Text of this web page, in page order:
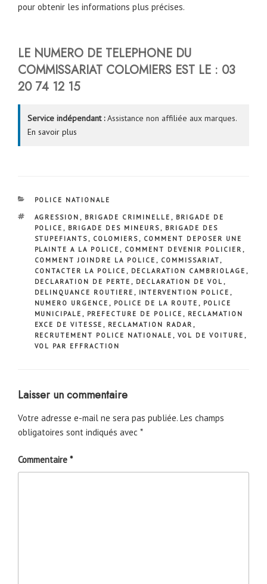
pour obtenir les informations plus précises.
LE NUMERO DE TELEPHONE DU
COMMISSARIAT COLOMIERS EST LE : 03
20 74 12 15
Service indépendant :Assistance non affiliée aux marques.
En savoir plus
CATÉGORIES
POLICE NATIONALE
ÉTIQUETTES
AGRESSION , BRIGADE CRIMINELLE , BRIGADE DE
POLICE , BRIGADE DES MINEURS, BRIGADE DES
STUPEFIANTS, COLOMIERS, COMMENT DEPOSER UNE
PLAINTE A LA POLICE , COMMENT DEVENIR POLICIER ,
COMMENT JOINDRE LA POLICE , COMMISSARIAT,
CONTACTER LA POLICE , DECLARATION CAMBRIOLAGE ,
DECLARATION DE PERTE , DECLARATION DE VOL ,
DELINQUANCE ROUTIERE , INTERVENTION POLICE ,
NUMERO URGENCE , POLICE DE LA ROUTE , POLICE
MUNICIPALE , PREFECTURE DE POLICE , RECLAMATION
EXCE DE VITESSE , RECLAMATION RADAR ,
RECRUTEMENT POLICE NATIONALE , VOL DE VOITURE ,
VOL PAR EFFRACTION
Laisser un commentaire
Votre adresse e-mail ne sera pas publiée. Les champs
obligatoires sont indiqués avec *
Commentaire *